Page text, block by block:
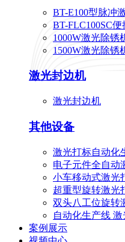
BT-E100型脉冲
BT-FLC100SC
1000W激光除锈
1500W激光除锈
激光封边机
激光封边机
其他设备
激光打标自动化
电子元件全自动
小车移动式激光
超重型旋转激光
双头八工位旋转
自动化生产线
案例展示